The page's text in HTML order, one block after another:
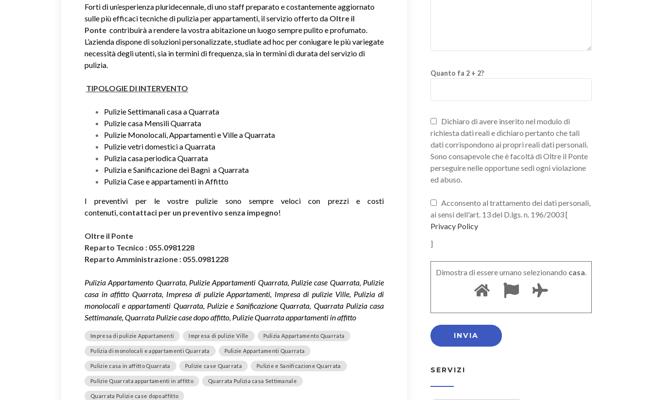
Forti di un’esperienza pluridecennale, di uno staff preparato e costantemente aggiornato
sulle più efficaci tecniche di pulizia per appartamenti, il servizio offerto da Oltre il
Ponte contribuirà a rendere la vostra abitazione un luogo sempre pulito e profumato.
L’azienda dispone di soluzioni personalizzate, studiate ad hoc per coniugare le più variegate
necessità degli utenti, sia in termini di frequenza, sia in termini di durata del servizio di
pulizia.
TIPOLOGIE DI INTERVENTO
Pulizie Settimanali casa a Quarrata
Pulizie casa Mensili Quarrata
Pulizie Monolocali, Appartamenti e Ville a Quarrata
Pulizie vetri domestici a Quarrata
Pulizia casa periodica Quarrata
Pulizia e Sanificazione dei Bagni a Quarrata
Pulizia Case e appartamenti in Affitto
I preventivi per le vostre pulizie sono sempre veloci con prezzi e costi
contenuti, contattaci per un preventivo senza impegno!
Oltre il Ponte
Reparto Tecnico : 055.0981228
Reparto Amministrazione : 055.0981228
Pulizia Appartamento Quarrata, Pulizie Appartamenti Quarrata, Pulizie case Quarrata, Pulizie
casa in affitto Quarrata, Impresa di pulizie Appartamenti, Impresa di pulizie Ville, Pulizia di
monolocali e appartamenti Quarrata, Pulizie e Sanificazione Quarrata, Quarrata Pulizia casa
Settimanale, Quarrata Pulizie case dopo affitto, Pulizie Quarrata appartamenti in affitto
Impresa di pulizie Appartamenti Impresa di pulizie Ville Pulizia Appartamento Quarrata
Pulizia di monolocali e appartamenti Quarrata Pulizie Appartamenti Quarrata
Pulizie casa in affitto Quarrata Pulizie case Quarrata Pulizie e Sanificazione Quarrata
Pulizie Quarrata appartamenti in affitto Quarrata Pulizia casa Settimanale
Quarrata Pulizie case dopo affitto
Quanto fa 2 + 2?
Dichiaro di avere inserito nel modulo di
richiesta dati reali e dichiaro pertanto che tali
dati corrispondono ai propri reali dati personali.
Sono consapevole che è facoltà di Oltre il Ponte
perseguire nelle opportune sedi ogni violazione
ed abuso.
Acconsento al trattamento dei dati personali,
ai sensi dell'art. 13 del D.lgs. n. 196/2003 [
Privacy Policy
]
Dimostra di essere umano selezionando casa.
SERVIZI